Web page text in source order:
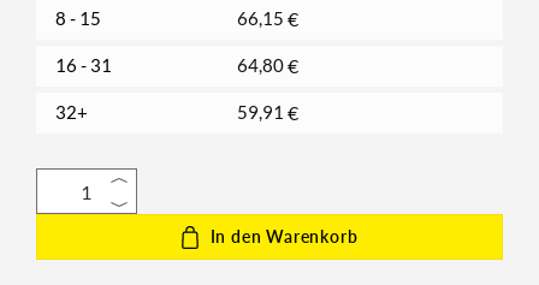
8 - 15 66,15 €
16 - 31 64,80€
32+ 59,91 €
In den Warenkorb